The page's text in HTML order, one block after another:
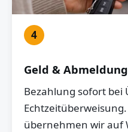
4
Geld & Abmeldung
Bezahlung sofort bei
übernehmen wir auf